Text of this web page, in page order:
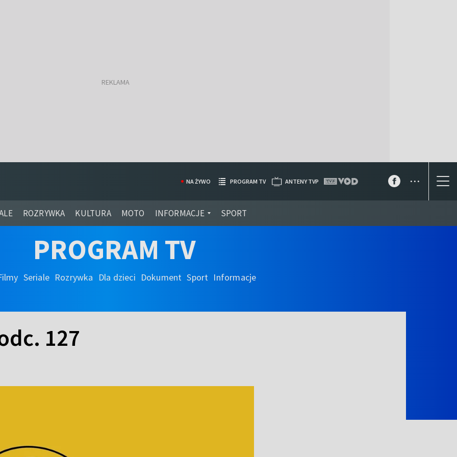
ROZRYWKA KULTURA MOTO INFORMACJE SPORT
NA ŻYWO PROGRAM TV ANTENY TVP ...
PROGRAM TV
Seriale Rozrywka Dla dzieci Dokument Sport Informacje
127